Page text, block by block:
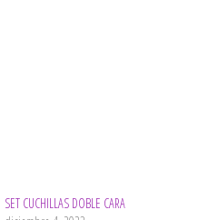
SET CUCHILLAS DOBLE CARA